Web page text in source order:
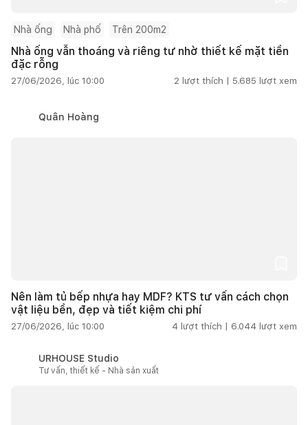
Nhà ống Nhà phố Trên 200m2
Nhà ống vẫn thoáng và riêng tư nhờ thiết kế mặt tiền
đặc rỗng
27/06/2026, lúc 10:00 2 lượt thích | 5.685 lượt xem
Quân Hoàng
Nên làm tủ bếp nhựa hay MDF? KTS tư vấn cách chọn
vật liệu bền, đẹp và tiết kiệm chi phí
27/06/2026, lúc 10:00 4 lượt thích | 6.044 lượt xem
URHOUSE Studio
Tư vấn, thiết kế - Nhà sản xuất